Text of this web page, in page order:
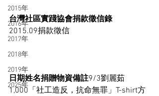
2015年
2016年
2017年
2018年
2019年
2025年
台灣社區實踐協會捐款徵信錄
2015.09捐款徵信
日期姓名捐贈物資備註9/3劉麗茹
1,000「社工造反，抗命無罪」T-shirt方